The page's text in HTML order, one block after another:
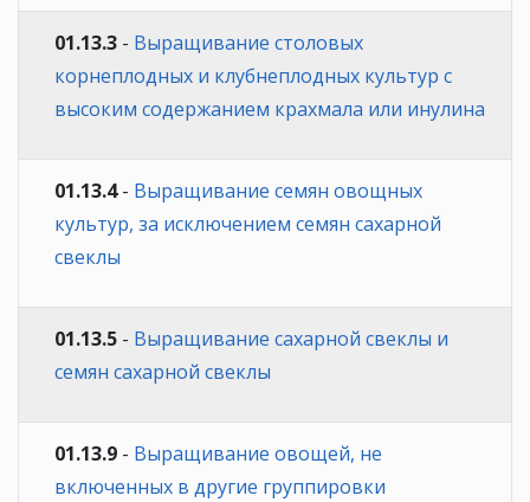
01.13.3 - Выращивание столовых
корнеплодных и клубнеплодных культур с
высоким содержанием крахмала или инулина
01.13.4- Выращивание семян овощных
культур, за исключением семян сахарной
свеклы
01.13.5 - Выращивание сахарной свеклы и
семян сахарной свеклы
01.13.9 - Выращивание овощей, не
включенных в другие группировки